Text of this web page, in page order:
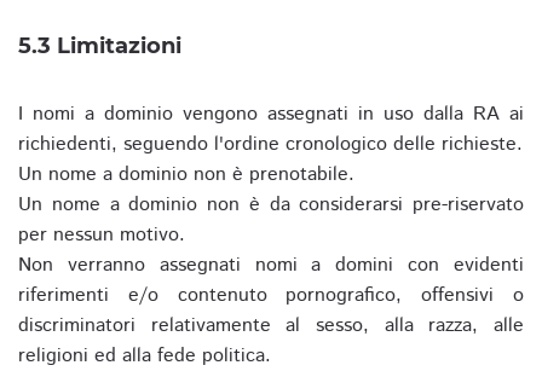
5.3 Limitazioni
I nomi a dominio vengono assegnati in uso dalla RA ai
richiedenti, seguendo l'ordine cronologico delle richieste.
Un nome a dominio non è prenotabile.
Un nome a dominio non è da considerarsi pre-riservato
per nessun motivo.
Non verranno assegnati nomi a domini con evidenti
riferimenti e/o contenuto pornografico, offensivi o
discriminatori relativamente al sesso, alla razza, alle
religioni ed alla fede politica.